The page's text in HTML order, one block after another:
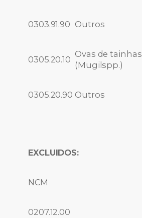
0303.91.90 Outros
0305.20.10
Ovas de tainhas
(Mugilspp.)
0305.20.90 Outros
EXCLUIDOS:
NCM
0207.12.00